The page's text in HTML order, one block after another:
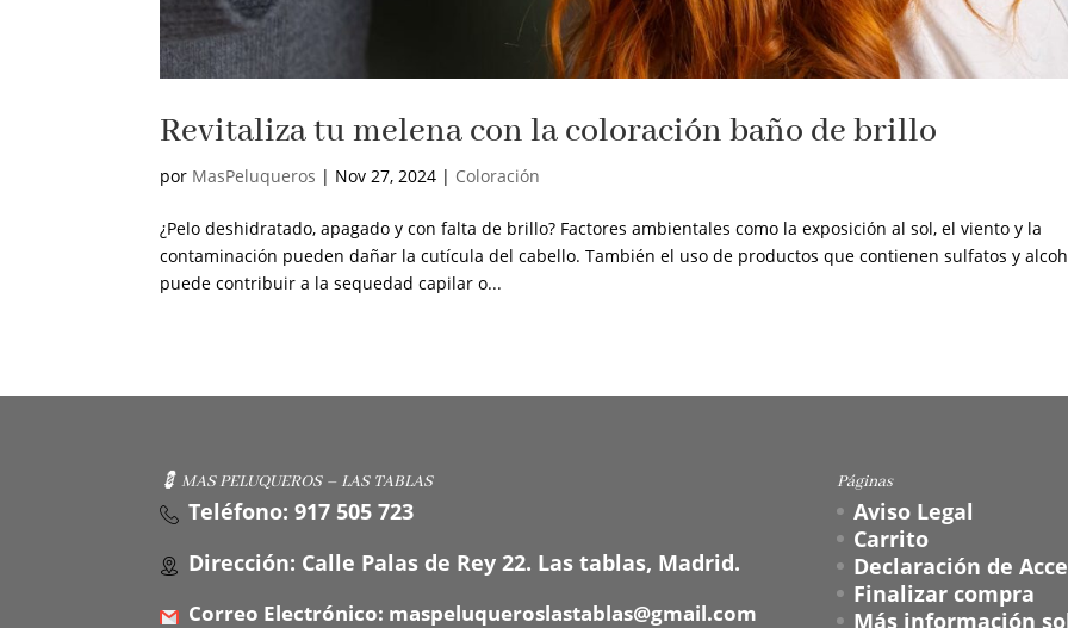
Revitaliza tu melena con la coloración baño de brillo
por MasPeluqueros | Nov 27, 2024 | Coloración
¿Pelo deshidratado, apagado y con falta de brillo? Factores ambientales como la exposición al sol, el viento y la
contaminación pueden dañar la cutícula del cabello. También el uso de productos que contienen sulfatos y
puede contribuir a la sequedad capilar o...
💈 MAS PELUQUEROS – LAS TABLAS
Teléfono: 917 505 723
Dirección: Calle Palas de Rey 22. Las tablas, Madrid.
Correo Electrónico: maspeluqueroslastablas@gmail.com
Páginas
Aviso Legal
Carrito
Declaración de
Finalizar compra
Más información